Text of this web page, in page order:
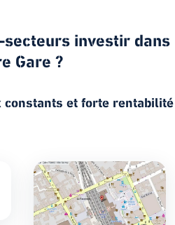
investir dans
Gare ?
constants et forte rentabilité